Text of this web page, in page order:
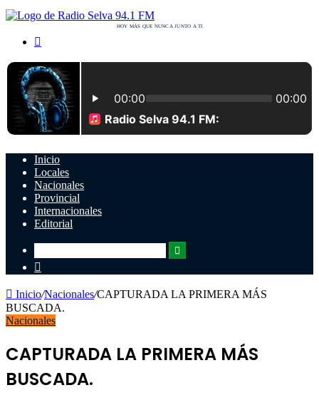
Inicio
Locales
Nacionales
Provincial
Internacionales
Editorial
Buscar
por
skin
Inicio/Nacionales/CAPTURADA LA PRIMERA MÁS
BUSCADA.
Nacionales
CAPTURADA LA PRIMERA MÁS
BUSCADA.